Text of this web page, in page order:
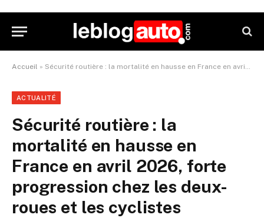
Accueil » Sécurité routière : la mortalité en hausse en France en avril 2026, forte progression chez les deux-roues et les cyclistes
ACTUALITÉ
Sécurité routière : la
mortalité en hausse en
France en avril 2026, forte
progression chez les deux-
roues et les cyclistes